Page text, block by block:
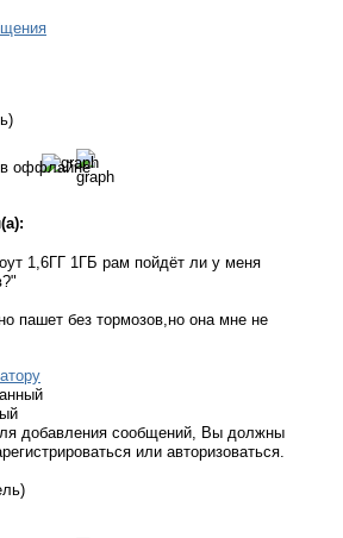
1,6ГГ 1ГБ рам пойдёт ли у меня
пашет без тормозов,но она мне не
добавления сообщений, Вы должны
или авторизоваться.